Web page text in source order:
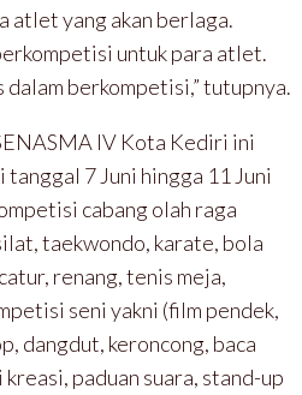
atlet yang akan berlaga.
untuk para atlet.
berkompetisi,” tutupnya.
IV Kota Kediri ini
7 Juni hingga 11 Juni
cabang olah raga
taekwondo, karate, bola
renang, tenis meja,
seni yakni (film pendek,
dangdut, keroncong, baca
paduan suara, stand-up